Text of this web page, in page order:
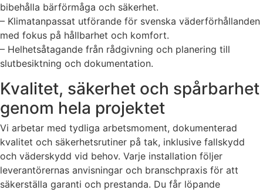
bibehålla bärförmåga och säkerhet.
– Klimatanpassat utförande för svenska väderförhållanden
med fokus på hållbarhet och komfort.
– Helhetsåtagande från rådgivning och planering till
slutbesiktning och dokumentation.
Kvalitet, säkerhet och spårbarhet
genom hela projektet
Vi arbetar med tydliga arbetsmoment, dokumenterad
kvalitet och säkerhetsrutiner på tak, inklusive fallskydd
och väderskydd vid behov. Varje installation följer
leverantörernas anvisningar och branschpraxis för att
säkerställa garanti och prestanda. Du får löpande